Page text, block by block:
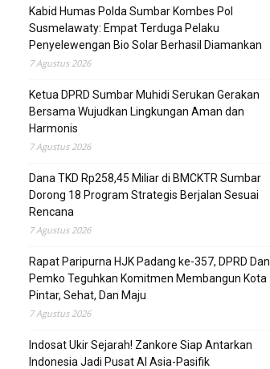
Kabid Humas Polda Sumbar Kombes Pol
Susmelawaty: Empat Terduga Pelaku
Penyelewengan Bio Solar Berhasil Diamankan
7 Agustus 2026
Ketua DPRD Sumbar Muhidi Serukan Gerakan
Bersama Wujudkan Lingkungan Aman dan
Harmonis
7 Agustus 2026
Dana TKD Rp258,45 Miliar di BMCKTR Sumbar
Dorong 18 Program Strategis Berjalan Sesuai
Rencana
7 Agustus 2026
Rapat Paripurna HJK Padang ke-357, DPRD Dan
Pemko Teguhkan Komitmen Membangun Kota
Pintar, Sehat, Dan Maju
7 Agustus 2026
Indosat Ukir Sejarah! Zankore Siap Antarkan
Indonesia Jadi Pusat AI Asia-Pasifik